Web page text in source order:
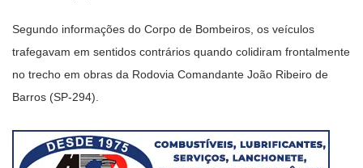
Segundo informações do Corpo de Bombeiros, os veículos
trafegavam em sentidos contrários quando colidiram frontalmente
no trecho em obras da Rodovia Comandante João Ribeiro de
Barros (SP-294).